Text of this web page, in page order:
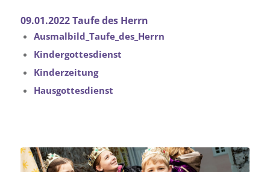
09.01.2022 Taufe des Herrn
Ausmalbild_Taufe_des_Herrn
Kindergottesdienst
Kinderzeitung
Hausgottesdienst